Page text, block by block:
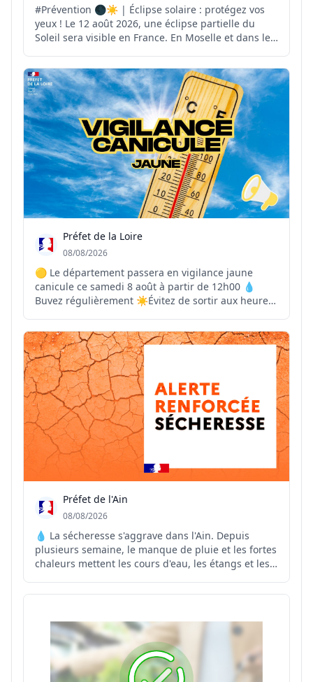
#Prévention 🌑☀️ | Éclipse solaire : protégez vos
yeux ! Le 12 août 2026, une éclipse partielle du
Soleil sera visible en France. En Moselle et dans le
atteindre environ 70 %. ⚠️ Pour observer ce
phénomène en toute sécurité, il est indispensable
d'util...
Préfet de la Loire
08/08/2026
🟡 Le département passera en vigilance jaune
canicule ce samedi 8 août à partir de 12h00 💧
Buvez régulièrement ☀️Évitez de sortir aux heures
👴Pensez à vos proches vulnérables 📞En cas de
malaise ou de situation d’urgence, contactez le 15
ou l...
Préfet de l'Ain
08/08/2026
💧 La sécheresse s'aggrave dans l'Ain. Depuis
plusieurs semaine, le manque de pluie et les fortes
chaleurs mettent les cours d'eau, les étangs et les
situation, le préfet de l'Ain renforce les mesures de